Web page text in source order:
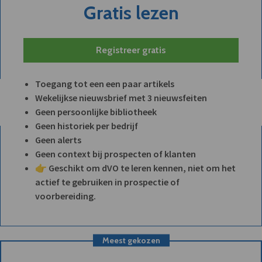
Gratis lezen
Registreer gratis
Toegang tot een een paar artikels
Wekelijkse nieuwsbrief met 3 nieuwsfeiten
Geen persoonlijke bibliotheek
Geen historiek per bedrijf
Geen alerts
Geen context bij prospecten of klanten
👉 Geschikt om dVO te leren kennen, niet om het
actief te gebruiken in prospectie of
voorbereiding.
Meest gekozen